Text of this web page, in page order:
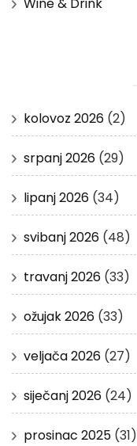
Wine & Drink
kolovoz 2026 (2)
srpanj 2026 (29)
lipanj 2026 (34)
svibanj 2026 (48)
travanj 2026 (33)
ožujak 2026 (33)
veljača 2026 (27)
siječanj 2026 (24)
prosinac 2025 (31)